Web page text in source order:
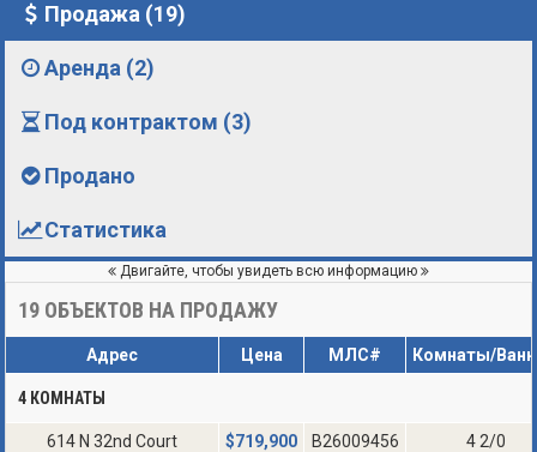
Продажа (19)
Аренда (2)
Под контрактом (3)
Продано
Статистика
Двигайте, чтобы увидеть всю информацию
19 ОБЪЕКТОВ НА ПРОДАЖУ
Адрес Цена МЛС# Комнаты/
4 КОМНАТЫ
614 N 32nd Court $719,900 B26009456 4 2/0